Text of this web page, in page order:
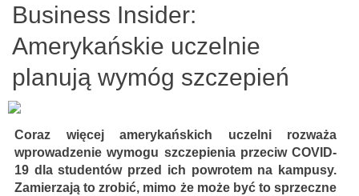
Business Insider:
Amerykańskie uczelnie
planują wymóg szczepień
Coraz więcej amerykańskich uczelni rozważa
wprowadzenie wymogu szczepienia przeciw COVID-
19 dla studentów przed ich powrotem na kampusy.
Zamierzają to zrobić, mimo że może być to sprzeczne